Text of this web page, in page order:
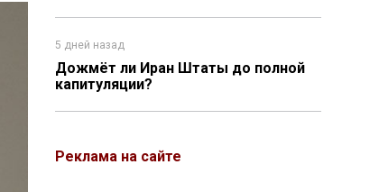
5 дней назад
Дожмёт ли Иран Штаты до полной
капитуляции?
Реклама на сайте